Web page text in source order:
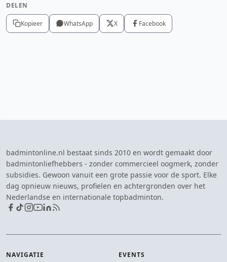
DELEN
Kopieer WhatsApp X Facebook
badmintonline.nl bestaat sinds 2010 en wordt gemaakt door
badmintonliefhebbers - zonder commercieel oogmerk, zonder
subsidies. Gewoon vanuit een grote passie voor de sport. Elke
dag opnieuw nieuws, profielen en achtergronden over het
Nederlandse en internationale topbadminton.
NAVIGATIE EVENTS